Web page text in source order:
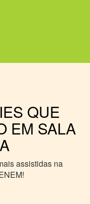
QUE
EM SALA
assistidas na